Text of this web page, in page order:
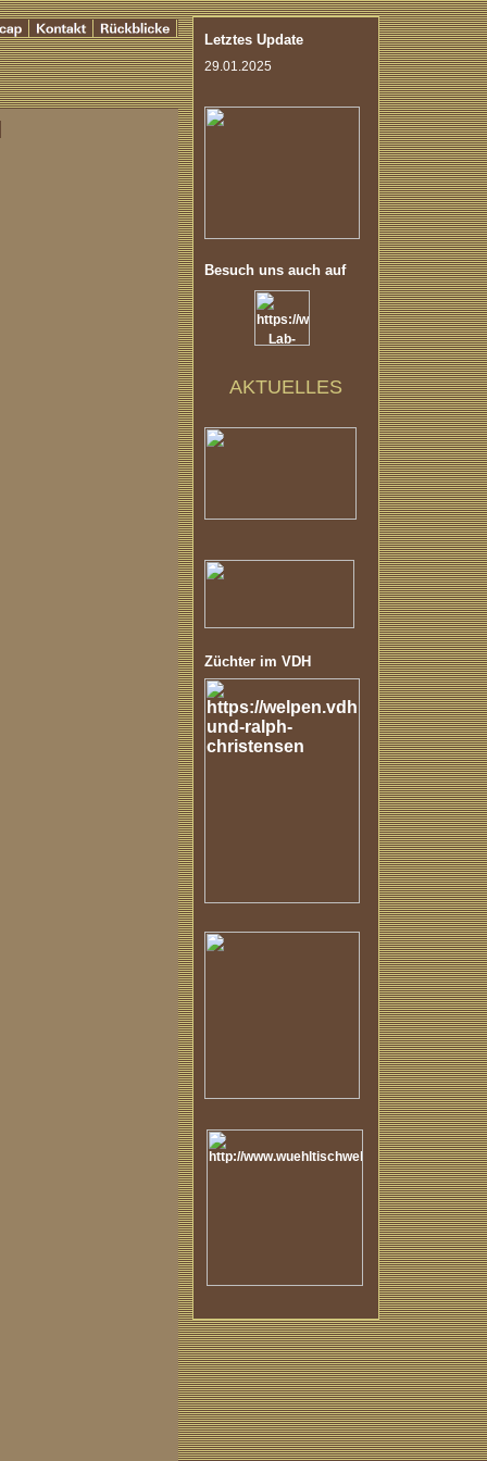
Letztes Update
29.01.2025
Besuch uns auch auf
AKTUELLES
Züchter im VDH